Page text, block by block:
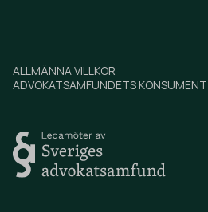
ALLMÄNNA VILLKOR
ADVOKATSAMFUNDETS